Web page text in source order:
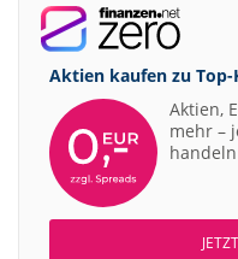
Aktien kaufen zu
Aktien,
mehr –